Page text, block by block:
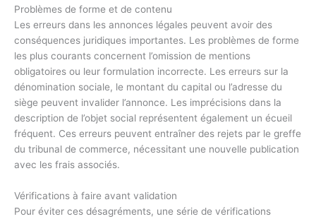
Problèmes de forme et de contenu
Les erreurs dans les annonces légales peuvent avoir des
conséquences juridiques importantes. Les problèmes de forme
les plus courants concernent l’omission de mentions
obligatoires ou leur formulation incorrecte. Les erreurs sur la
dénomination sociale, le montant du capital ou l’adresse du
siège peuvent invalider l’annonce. Les imprécisions dans la
description de l’objet social représentent également un écueil
fréquent. Ces erreurs peuvent entraîner des rejets par le greffe
du tribunal de commerce, nécessitant une nouvelle publication
avec les frais associés.
Vérifications à faire avant validation
Pour éviter ces désagréments, une série de vérifications